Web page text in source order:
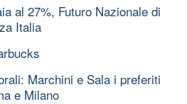
al 27%, Futuro Nazionale di
Italia
Marchini e Sala i preferiti
e Milano